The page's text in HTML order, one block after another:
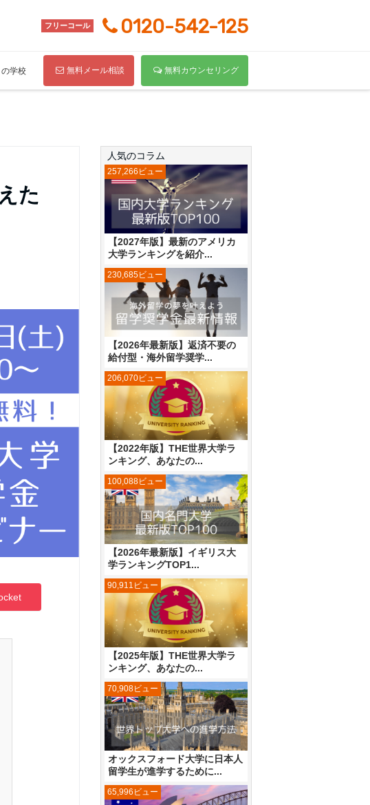
フリーコール 0120-542-125
学校 無料メール相談 無料カウンセリング
た
人気のコラム
【2027年版】最新のアメリカ
大学ランキングを紹介...
257,266ビュー
【2026年最新版】返済不要の
給付型・海外留学奨学...
230,685ビュー
【2022年版】THE世界大学ラ
ンキング、あなたの...
206,070ビュー
【2026年最新版】イギリス大
学ランキングTOP1...
100,088ビュー
【2025年版】THE世界大学ラ
ンキング、あなたの...
90,911ビュー
オックスフォード大学に日本人
留学生が進学するために...
70,908ビュー
65,996ビュー